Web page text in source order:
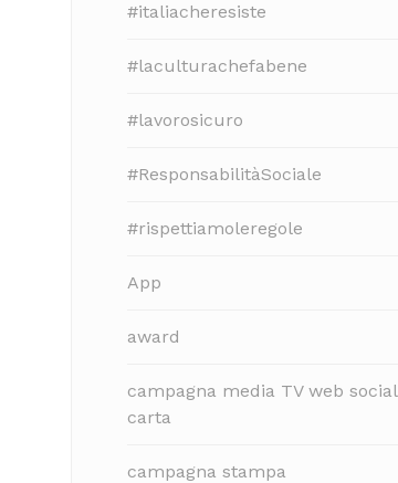
#italiacheresiste
#laculturachefabene
#lavorosicuro
#ResponsabilitàSociale
#rispettiamoleregole
App
award
campagna media TV web social
carta
campagna stampa